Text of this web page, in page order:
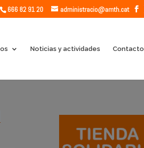
666 82 91 20 administracio@amth.cat
Noticias y actividades Contacto